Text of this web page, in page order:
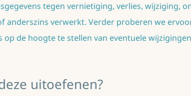
tegen vernietiging, verlies, wijziging,
anderszins verwerkt. Verder proberen we
de hoogte te stellen van eventuele
uitoefenen?